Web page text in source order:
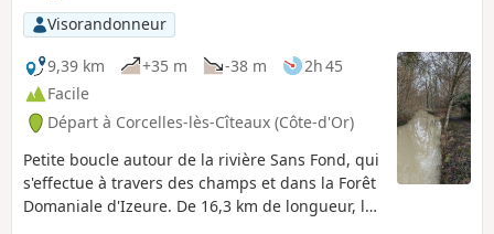
Visorandonneur
9,39 km
+35 m -38 m
2h 45
Facile
Départ à Corcelles-lès-Cîteaux (Côte-d'Or)
Petite boucle autour de la rivière Sans Fond, qui
s'effectue à travers des champs et dans la Forêt
Domaniale d'Izeure. De 16,3 km de longueur, la